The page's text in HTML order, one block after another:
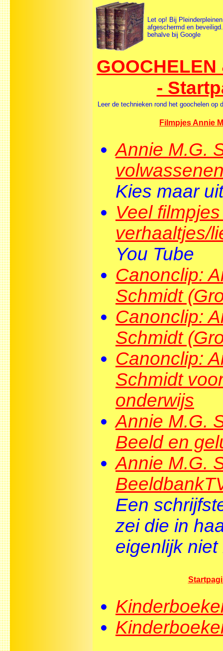
Let op! Bij
afgeschermd en
behalve bij Google
GOOCHELEN
-
Leer de technieken rond het goochelen op
Filmpjes Annie
Annie M.G.
Kies maar
Veel
verhaaltjes/
You Tube
Canonclip:
Schmidt
Canonclip:
Schmidt
Canonclip:
Schmidt
onderwijs
Annie M.G.
Beeld en
Annie M.G.
Een
zei die in
eigenlijk